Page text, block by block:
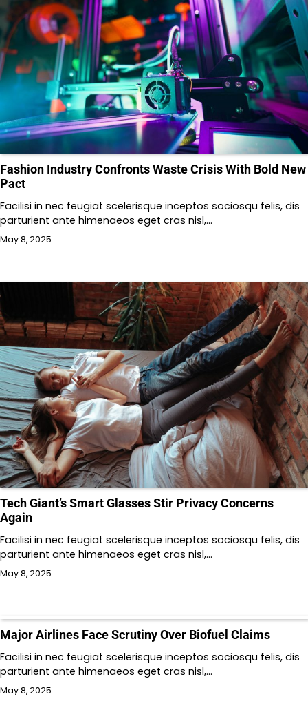
Fashion Industry Confronts Waste Crisis With Bold New
Pact
Facilisi in nec feugiat scelerisque inceptos sociosqu felis, dis
parturient ante himenaeos eget cras nisl,…
May 8, 2025
Tech Giant’s Smart Glasses Stir Privacy Concerns
Again
Facilisi in nec feugiat scelerisque inceptos sociosqu felis, dis
parturient ante himenaeos eget cras nisl,…
May 8, 2025
Major Airlines Face Scrutiny Over Biofuel Claims
Facilisi in nec feugiat scelerisque inceptos sociosqu felis, dis
parturient ante himenaeos eget cras nisl,…
May 8, 2025